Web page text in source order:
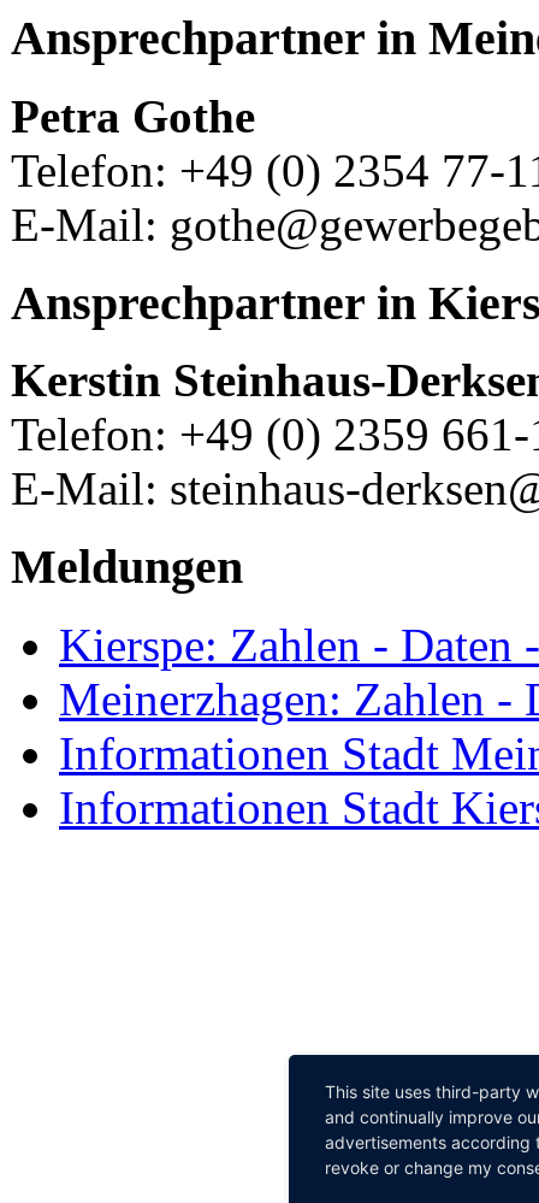
Ansprechpartner in
Petra Gothe
Telefon: +49 (0) 2354 77-
E-Mail:
Ansprechpartner in
Kerstin Steinhaus-
Telefon: +49 (0) 2359
E-Mail: steinhaus-
Meldungen
Kierspe: Zahlen - Daten
Meinerzhagen: Zahlen -
Informationen Stadt
Informationen Stadt
This site uses third-party
and continually improve
advertisements according
revoke or change my